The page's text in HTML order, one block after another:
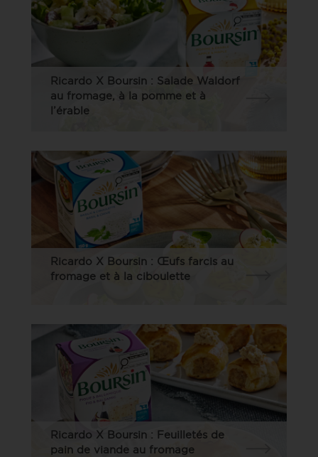
Ricardo X Boursin : Salade Waldorf
au fromage, à la pomme et à
l’érable
Ricardo X Boursin : Œufs farcis au
fromage et à la ciboulette
Ricardo X Boursin : Feuilletés de
pain de viande au fromage